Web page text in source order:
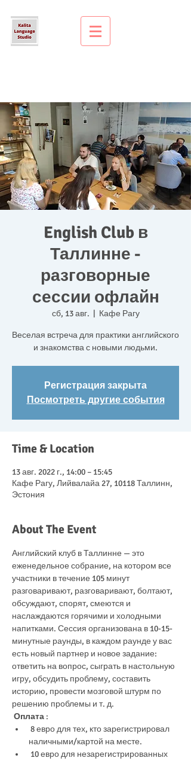
English Club в
Таллинне -
разговорные
сессии офлайн
сб, 13 авг. Кафе Рагу
Веселая встреча для практики английского
и знакомства с новыми людьми.
Регистрация закрыта
Посмотреть другие события
Time & Location
13 авг. 2022 г., 14:00 – 15:45
Кафе Рагу, Лийвалайа 27, 10118 Таллинн,
Эстония
About The Event
Английский клуб в Таллинне — это
еженедельное собрание, на котором все
участники в течение 105 минут
разговаривают, разговаривают, болтают,
обсуждают, спорят, смеются и
наслаждаются горячими и холодными
напитками. Сессия организована в 10-15-
минутные раунды, в каждом раунде у вас
есть новый партнер и новое задание:
ответить на вопрос, сыграть в настольную
игру, обсудить проблему, составить
историю, провести мозговой штурм по
решению проблемы и т. д.
Оплата :
наличными/картой на месте.